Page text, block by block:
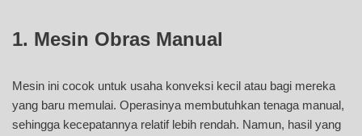
1. Mesin Obras Manual
Mesin ini cocok untuk usaha konveksi kecil atau bagi mereka
yang baru memulai. Operasinya membutuhkan tenaga manual,
sehingga kecepatannya relatif lebih rendah. Namun, hasil yang